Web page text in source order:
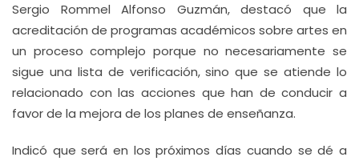
Sergio Rommel Alfonso Guzmán, destacó que la
acreditación de programas académicos sobre artes en
un proceso complejo porque no necesariamente se
sigue una lista de verificación, sino que se atiende lo
relacionado con las acciones que han de conducir a
favor de la mejora de los planes de enseñanza.
Indicó que será en los próximos días cuando se dé a